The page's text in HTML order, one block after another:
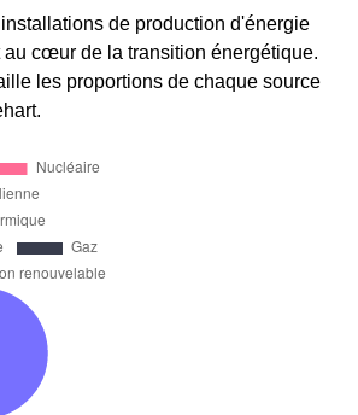
de production d'énergie
au cœur de la transition énergétique.
les proportions de chaque source